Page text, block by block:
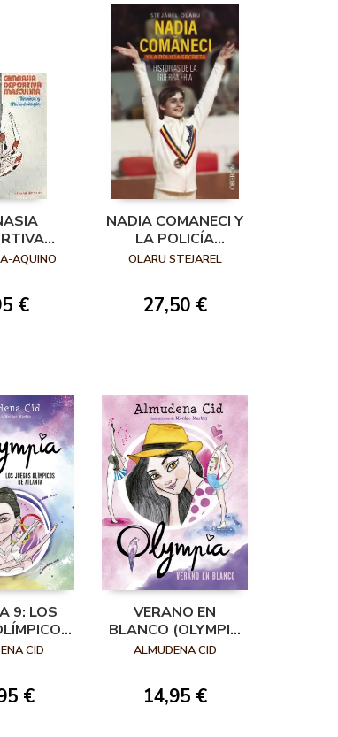
AQUINO
€
NADIA COMANECI Y
LA POLICÍA
SECRETA.
OLARU STEJAREL
27,50 €
9: LOS
CID
€
VERANO EN
BLANCO (OLYMPIA
7)
ALMUDENA CID
14,95 €